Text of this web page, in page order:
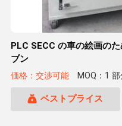
PLC SECC の車の絵画の
ブン
価格：交渉可能 MOQ：1 部
ベストプライス